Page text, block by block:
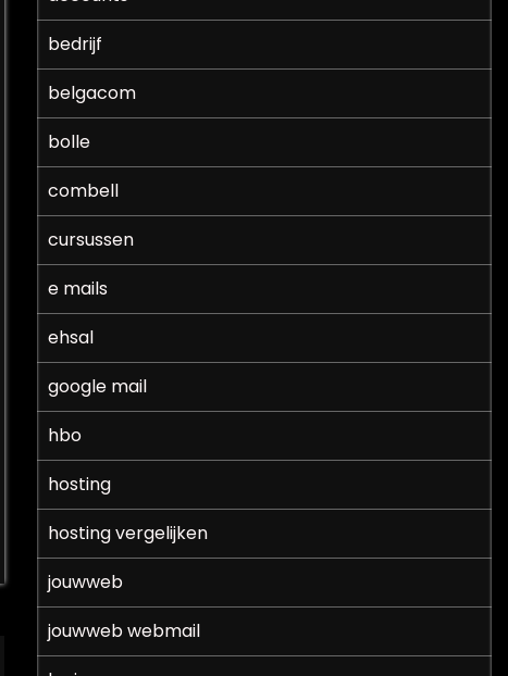
bedrijf
belgacom
bolle
combell
cursussen
e mails
ehsal
google mail
hbo
hosting
hosting vergelijken
jouwweb
jouwweb webmail